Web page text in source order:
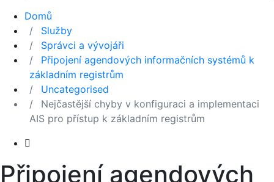
Domů
Služby
Správci a vývojáři
Připojení agendových informačních systémů k
základním registrům
Uncategorised
Nejčastější chyby v konfiguraci a implementaci
AIS pro přístup k základním registrům
Připojení agendových